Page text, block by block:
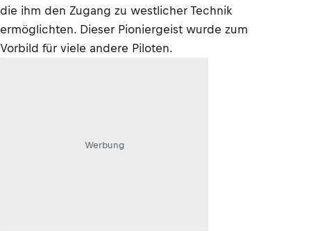
die ihm den Zugang zu westlicher Technik
ermöglichten. Dieser Pioniergeist wurde zum
Vorbild für viele andere Piloten.
Werbung